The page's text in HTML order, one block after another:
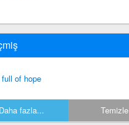
of hope
Daha fazla... Temizle